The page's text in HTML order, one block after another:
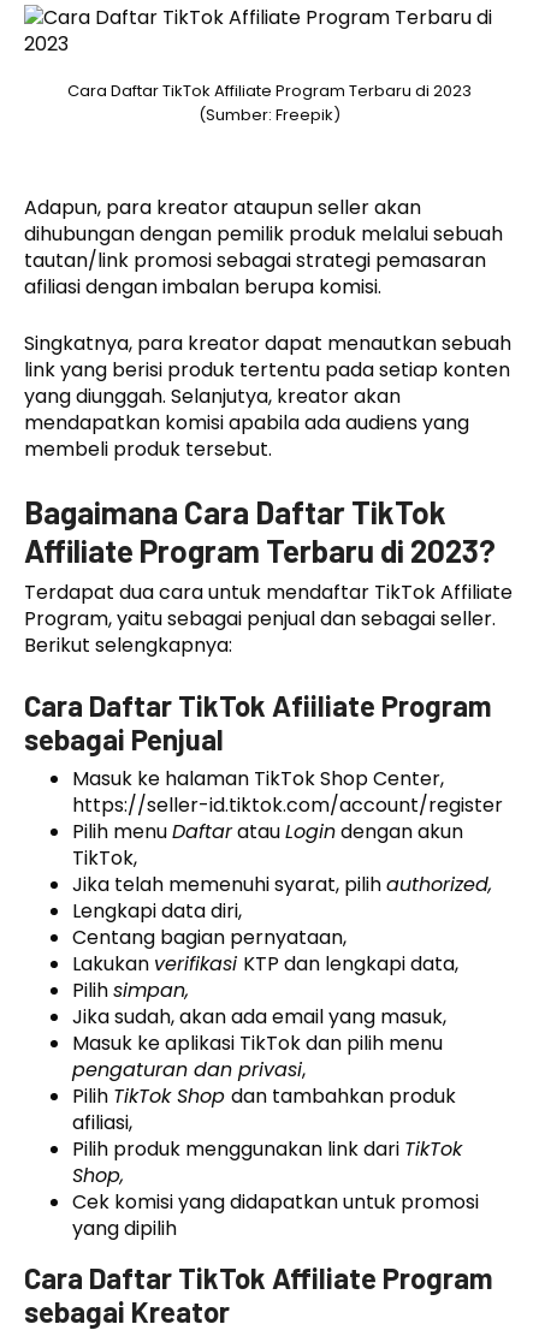
Cara Daftar TikTok Affiliate Program Terbaru di 2023
(Sumber: Freepik)
Adapun, para kreator ataupun seller akan
dihubungan dengan pemilik produk melalui sebuah
tautan/link promosi sebagai strategi pemasaran
afiliasi dengan imbalan berupa komisi.
Singkatnya, para kreator dapat menautkan sebuah
link yang berisi produk tertentu pada setiap konten
yang diunggah. Selanjutya, kreator akan
mendapatkan komisi apabila ada audiens yang
membeli produk tersebut.
Bagaimana Cara Daftar TikTok
Affiliate Program Terbaru di 2023?
Terdapat dua cara untuk mendaftar TikTok Affiliate
Program, yaitu sebagai penjual dan sebagai seller.
Berikut selengkapnya:
Cara Daftar TikTok Afiiliate Program
sebagai Penjual
Masuk ke halaman TikTok Shop Center,
https://seller-id.tiktok.com/account/register
Pilih menuDaftaratauLogindengan akun
TikTok,
Jika telah memenuhi syarat, pilihauthorized,
Lengkapi data diri,
Centang bagian pernyataan,
Lakukan verifikasi KTP dan lengkapi data,
Pilihsimpan,
Jika sudah, akan ada email yang masuk,
Masuk ke aplikasi TikTok dan pilih menu
pengaturan dan privasi,
Pilih TikTok Shop dan tambahkan produk
afiliasi,
Pilih produk menggunakan link dari TikTok
Shop,
Cek komisi yang didapatkan untuk promosi
yang dipilih
Cara Daftar TikTok Affiliate Program
sebagai Kreator